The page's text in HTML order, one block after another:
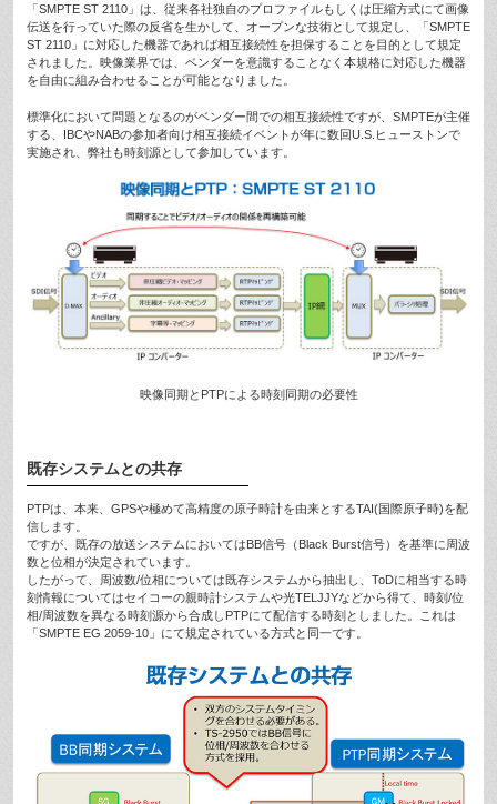
「SMPTE ST 2110」は、従来各社独自のプロファイルもしくは圧縮方式にて画像
伝送を行っていた際の反省を生かして、オープンな技術として規定し、「SMPTE
ST 2110」に対応した機器であれば相互接続性を担保することを目的として規定
されました。映像業界では、ベンダーを意識することなく本規格に対応した機器
を自由に組み合わせることが可能となりました。
標準化において問題となるのがベンダー間での相互接続性ですが、SMPTEが主催
する、IBCやNABの参加者向け相互接続イベントが年に数回U.S.ヒューストンで
実施され、弊社も時刻源として参加しています。
映像同期とPTPによる時刻同期の必要性
既存システムとの共存
PTPは、本来、GPSや極めて高精度の原子時計を由来とするTAI(国際原子時)を配
信します。
ですが、既存の放送システムにおいてはBB信号（Black Burst信号）を基準に周波
数と位相が決定されています。
したがって、周波数/位相については既存システムから抽出し、ToDに相当する時
刻情報についてはセイコーの親時計システムや光TELJJYなどから得て、時刻/位
相/周波数を異なる時刻源から合成しPTPにて配信する時刻としました。これは
「SMPTE EG 2059-10」にて規定されている方式と同一です。